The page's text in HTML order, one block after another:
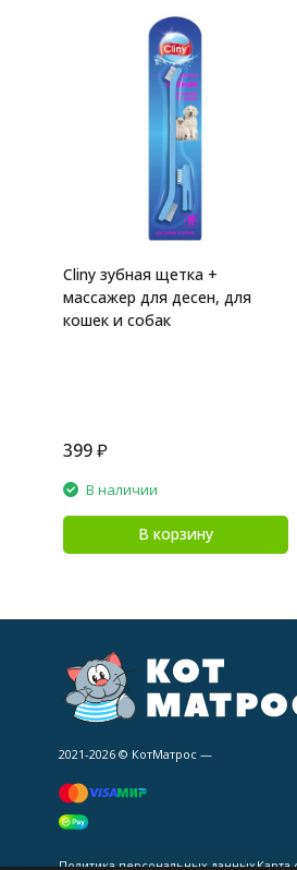
Cliny зубная щетка +
массажер для десен, для
кошек и собак
399 ₽
В наличии
В корзину
2021-2026 © КотМатрос —
Политика персональных данныхКарта